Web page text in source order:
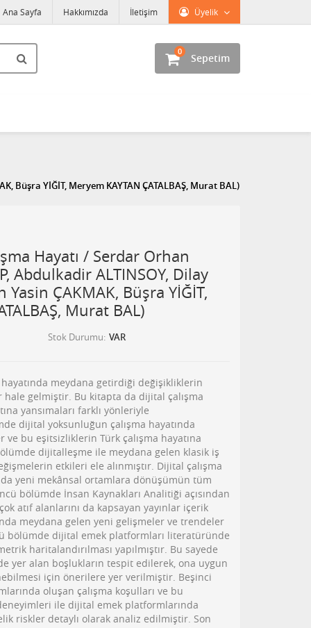
Üyelik
Ana Sayfa Hakkımızda İletişim
Sepetim
0
Büşra YİĞİT, Meryem KAYTAN ÇATALBAŞ, Murat BAL)
Hayatı / Serdar Orhan
Abdulkadir ALTINSOY, Dilay
Yasin ÇAKMAK, Büşra YİĞİT,
Murat BAL)
Stok Durumu VAR
meydana getirdiği değişikliklerin
hale gelmiştir. Bu kitapta da dijital çalışma
yansımaları farklı yönleriyle
dijital yoksunluğun çalışma hayatında
bu eşitsizliklerin Türk çalışma hayatına
dijitalleşme ile meydana gelen klasik iş
etkileri ele alınmıştır. Dijital çalışma
yeni mekânsal ortamlara dönüşümün tüm
bölümde İnsan Kaynakları Analitiği açısından
atıf alanlarını da kapsayan yayınlar içerik
meydana gelen yeni gelişmeler ve trendeler
bölümde dijital emek platformları literatüründe
haritalandırılması yapılmıştır. Bu sayede
yer alan boşlukların tespit edilerek, ona uygun
için önerilere yer verilmiştir. Beşinci
oluşan çalışma koşulları ve bu
ile dijital emek platformlarında
riskler detaylı olarak analiz edilmiştir. Son